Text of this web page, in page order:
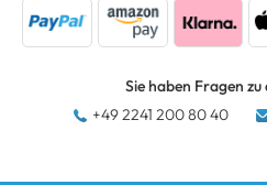
Sie haben Fragen
+49 2241 200 80 40